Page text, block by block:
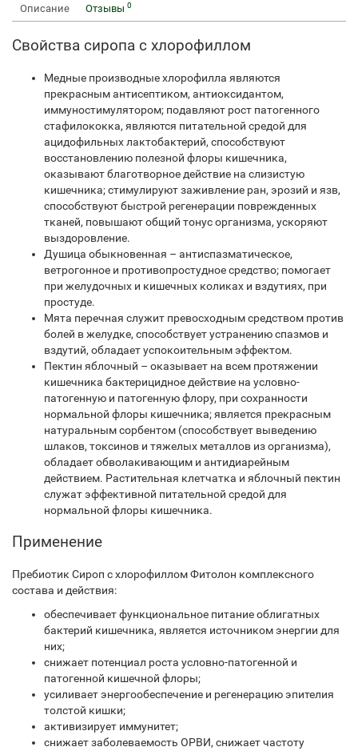
Описание Отзывы 0
Свойства сиропа с хлорофиллом
Медные производные хлорофилла являются
прекрасным антисептиком, антиоксидантом,
иммуностимулятором; подавляют рост патогенного
стафилококка, являются питательной средой для
ацидофильных лактобактерий, способствуют
восстановлению полезной флоры кишечника,
оказывают благотворное действие на слизистую
кишечника; стимулируют заживление ран, эрозий и язв,
способствуют быстрой регенерации поврежденных
тканей, повышают общий тонус организма, ускоряют
выздоровление.
Душица обыкновенная – антиспазматическое,
ветрогонное и противопростудное средство; помогает
при желудочных и кишечных коликах и вздутиях, при
простуде.
Мята перечная служит превосходным средством против
болей в желудке, способствует устранению спазмов и
вздутий, обладает успокоительным эффектом.
Пектин яблочный – оказывает на всем протяжении
кишечника бактерицидное действие на условно-
патогенную и патогенную флору, при сохранности
нормальной флоры кишечника; является прекрасным
натуральным сорбентом (способствует выведению
шлаков, токсинов и тяжелых металлов из организма),
обладает обволакивающим и антидиарейным
действием. Растительная клетчатка и яблочный пектин
служат эффективной питательной средой для
нормальной флоры кишечника.
Применение
Пребиотик Сироп с хлорофиллом Фитолон комплексного
состава и действия:
обеспечивает функциональное питание облигатных
бактерий кишечника, является источником энергии для
них;
снижает потенциал роста условно-патогенной и
патогенной кишечной флоры;
усиливает энергообеспечение и регенерацию эпителия
толстой кишки;
активизирует иммунитет;
cнижает заболеваемость ОРВИ, снижает частоту